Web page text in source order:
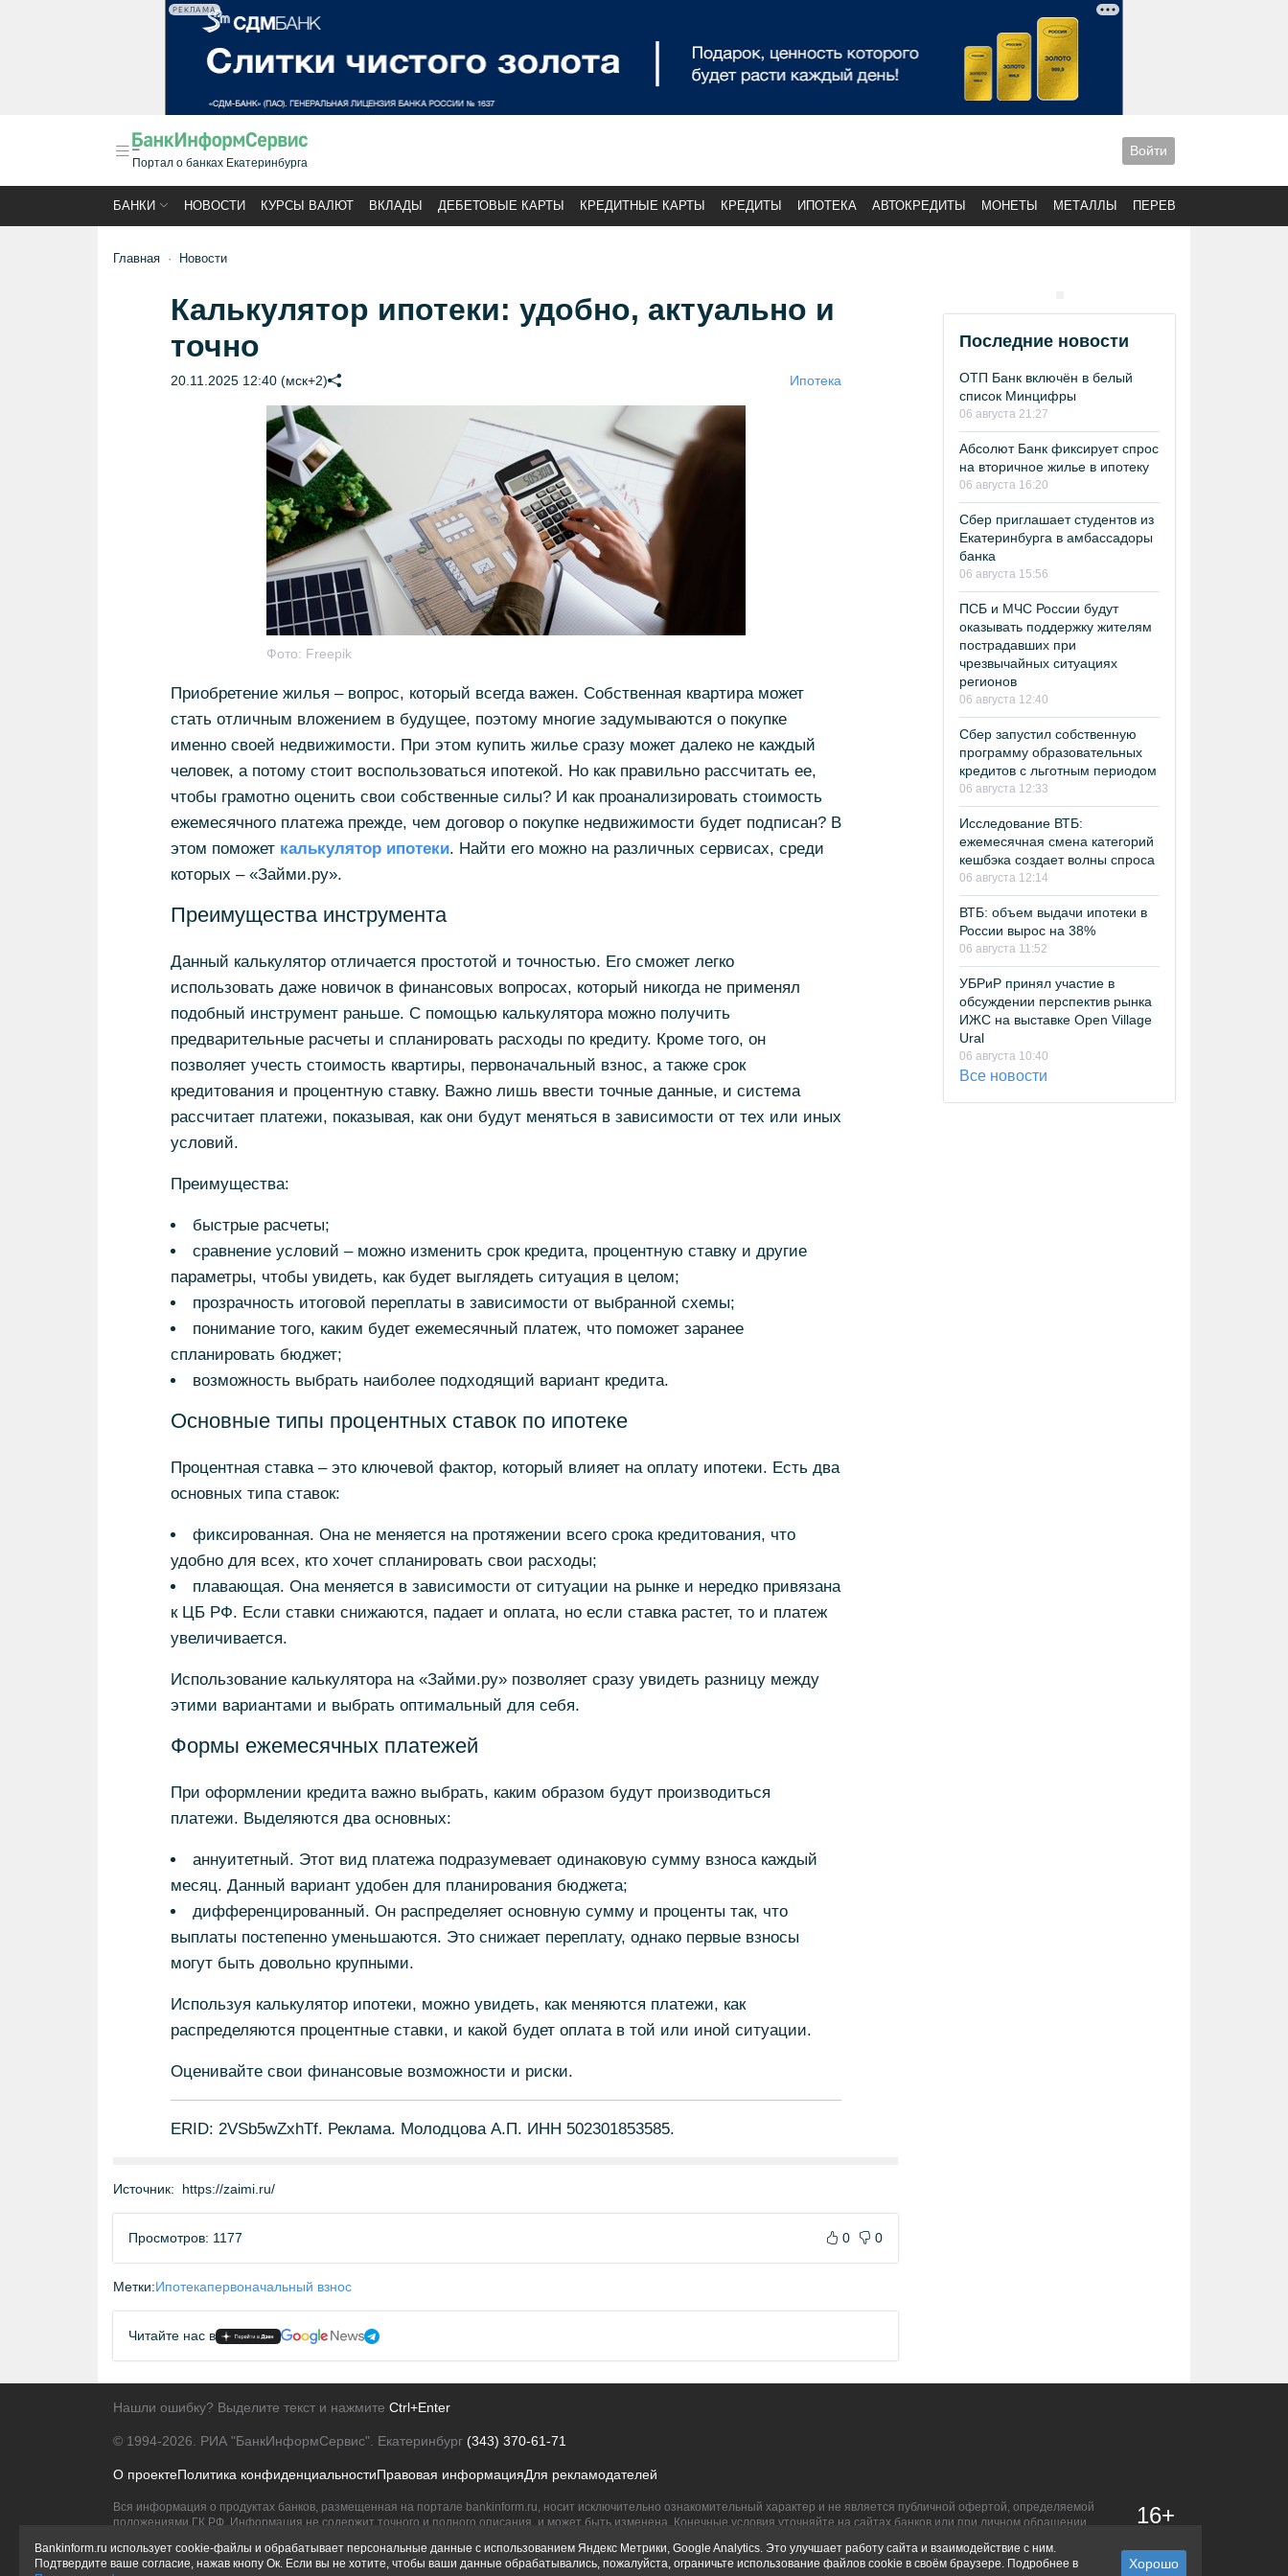
РЕКЛАМА
Портал о банках Екатеринбурга
Войти
БАНКИ НОВОСТИ КУРСЫ ВАЛЮТ ВКЛАДЫ ДЕБЕТОВЫЕ КАРТЫ КРЕДИТНЫЕ КАРТЫ КРЕДИТЫ ИПОТЕКА АВТОКРЕДИТЫ МОНЕТЫ МЕТАЛЛЫ ПЕРЕВОДЫ
Главная Новости
Калькулятор ипотеки: удобно, актуально и
точно
20.11.2025 12:40 (мск+2) Ипотека
Фото: Freepik
Приобретение жилья – вопрос, который всегда важен. Собственная квартира может
стать отличным вложением в будущее, поэтому многие задумываются о покупке
именно своей недвижимости. При этом купить жилье сразу может далеко не каждый
человек, а потому стоит воспользоваться ипотекой. Но как правильно рассчитать ее,
чтобы грамотно оценить свои собственные силы? И как проанализировать стоимость
ежемесячного платежа прежде, чем договор о покупке недвижимости будет подписан? В
этом поможет калькулятор ипотеки. Найти его можно на различных сервисах, среди
которых – «Займи.ру».
Преимущества инструмента
Данный калькулятор отличается простотой и точностью. Его сможет легко
использовать даже новичок в финансовых вопросах, который никогда не применял
подобный инструмент раньше. С помощью калькулятора можно получить
предварительные расчеты и спланировать расходы по кредиту. Кроме того, он
позволяет учесть стоимость квартиры, первоначальный взнос, а также срок
кредитования и процентную ставку. Важно лишь ввести точные данные, и система
рассчитает платежи, показывая, как они будут меняться в зависимости от тех или иных
условий.
Преимущества:
быстрые расчеты;
сравнение условий – можно изменить срок кредита, процентную ставку и другие
параметры, чтобы увидеть, как будет выглядеть ситуация в целом;
прозрачность итоговой переплаты в зависимости от выбранной схемы;
понимание того, каким будет ежемесячный платеж, что поможет заранее
спланировать бюджет;
возможность выбрать наиболее подходящий вариант кредита.
Основные типы процентных ставок по ипотеке
Процентная ставка – это ключевой фактор, который влияет на оплату ипотеки. Есть два
основных типа ставок:
фиксированная. Она не меняется на протяжении всего срока кредитования, что
удобно для всех, кто хочет спланировать свои расходы;
плавающая. Она меняется в зависимости от ситуации на рынке и нередко привязана
к ЦБ РФ. Если ставки снижаются, падает и оплата, но если ставка растет, то и платеж
увеличивается.
Использование калькулятора на «Займи.ру» позволяет сразу увидеть разницу между
этими вариантами и выбрать оптимальный для себя.
Формы ежемесячных платежей
При оформлении кредита важно выбрать, каким образом будут производиться
платежи. Выделяются два основных:
аннуитетный. Этот вид платежа подразумевает одинаковую сумму взноса каждый
месяц. Данный вариант удобен для планирования бюджета;
дифференцированный. Он распределяет основную сумму и проценты так, что
выплаты постепенно уменьшаются. Это снижает переплату, однако первые взносы
могут быть довольно крупными.
Используя калькулятор ипотеки, можно увидеть, как меняются платежи, как
распределяются процентные ставки, и какой будет оплата в той или иной ситуации.
Оценивайте свои финансовые возможности и риски.
ERID: 2VSb5wZxhTf. Реклама. Молодцова А.П. ИНН 502301853585.
Источник: https://zaimi.ru/
Просмотров: 1177 0 0
Метки:Ипотекапервоначальный взнос
Читайте нас в
Последние новости
ОТП Банк включён в белый
список Минцифры
06 августа 21:27
Абсолют Банк фиксирует спрос
на вторичное жилье в ипотеку
06 августа 16:20
Сбер приглашает студентов из
Екатеринбурга в амбассадоры
банка
06 августа 15:56
ПСБ и МЧС России будут
оказывать поддержку жителям
пострадавших при
чрезвычайных ситуациях
регионов
06 августа 12:40
Сбер запустил собственную
программу образовательных
кредитов с льготным периодом
06 августа 12:33
Исследование ВТБ:
ежемесячная смена категорий
кешбэка создает волны спроса
06 августа 12:14
ВТБ: объем выдачи ипотеки в
России вырос на 38%
06 августа 11:52
УБРиР принял участие в
обсуждении перспектив рынка
ИЖС на выставке Open Village
Ural
06 августа 10:40
Все новости
Нашли ошибку? Выделите текст и нажмите Ctrl+Enter
© 1994-2026. РИА "БанкИнформСервис". Екатеринбург (343) 370-61-71
О проектеПолитика конфиденциальностиПравовая информацияДля рекламодателей
Вся информация о продуктах банков, размещенная на портале bankinform.ru, носит исключительно ознакомительный характер и не является публичной офертой, определяемой
положениями ГК РФ. Информация не содержит точного и полного описания, и может быть изменена. Конечные условия уточняйте на сайтах банков или при личном обращении.
16+
Bankinform.ru использует cookie-файлы и обрабатывает персональные данные с использованием Яндекс Метрики, Google Analytics. Это улучшает работу сайта и взаимодействие с ним.
Подтвердите ваше согласие, нажав кнопу Ок. Если вы не хотите, чтобы ваши данные обрабатывались, пожалуйста, ограничьте использование файлов cookie в своём браузере. Подробнее в